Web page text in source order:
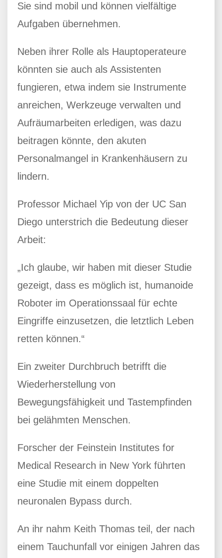
Sie sind mobil und können vielfältige
Aufgaben übernehmen.
Neben ihrer Rolle als Hauptoperateure
könnten sie auch als Assistenten
fungieren, etwa indem sie Instrumente
anreichen, Werkzeuge verwalten und
Aufräumarbeiten erledigen, was dazu
beitragen könnte, den akuten
Personalmangel in Krankenhäusern zu
lindern.
Professor Michael Yip von der UC San
Diego unterstrich die Bedeutung dieser
Arbeit:
„Ich glaube, wir haben mit dieser Studie
gezeigt, dass es möglich ist, humanoide
Roboter im Operationssaal für echte
Eingriffe einzusetzen, die letztlich Leben
retten können.“
Ein zweiter Durchbruch betrifft die
Wiederherstellung von
Bewegungsfähigkeit und Tastempfinden
bei gelähmten Menschen.
Forscher der Feinstein Institutes for
Medical Research in New York führten
eine Studie mit einem doppelten
neuronalen Bypass durch.
An ihr nahm Keith Thomas teil, der nach
einem Tauchunfall vor einigen Jahren das